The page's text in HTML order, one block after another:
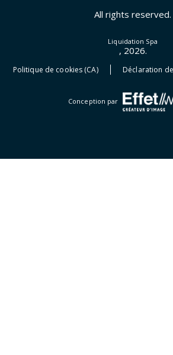
All rights reserved.
Liquidation Spa
, 2026.
Politique de cookies (CA) Déclaration
Conception par